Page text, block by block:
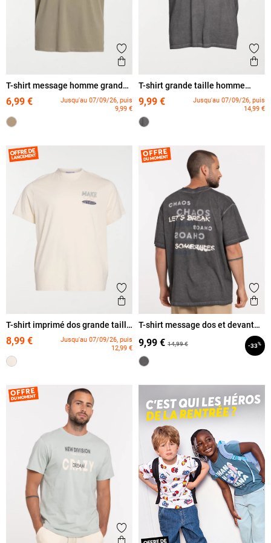
Ajouter aux favoris
Aperçu rapide
T-shirt message homme grande
6,99 €
Jusqu'au 07/09/26, puis
9,99 €
T-shirt grande taille homme
9,99 €
Jusqu'au 07/09/26, puis
14,99 €
Ajouter aux favoris
Aperçu rapide
T-shirt imprimé dos grande taille
homme
8,99 €
Jusqu'au 07/09/26, puis
12,99 €
T-shirt message dos et devant
9,99 € 14,99 € -33%
Ajouter aux favoris